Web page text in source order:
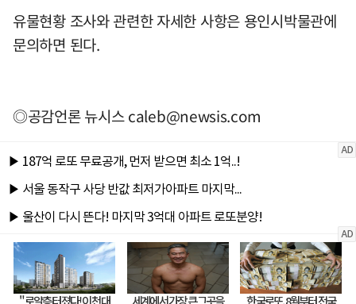
유물현황 조사와 관련한 자세한 사항은 용인시박물관에
문의하면 된다.
◎공감언론 뉴시스caleb@newsis.com